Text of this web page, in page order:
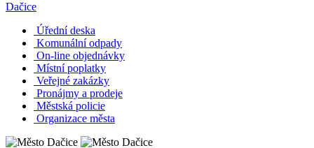
Dačice
Úřední deska
Komunální odpady
On-line objednávky
Místní poplatky
Veřejné zakázky
Pronájmy a prodeje
Městská policie
Organizace města